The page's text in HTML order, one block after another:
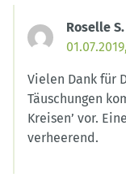
Roselle S.
Vielen Dank für
Täuschungen
Kreisen’ vor.
verheerend.